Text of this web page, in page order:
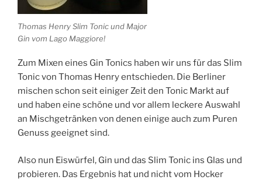
Thomas Henry Slim Tonic und Major
Gin vom Lago Maggiore!
Zum Mixen eines Gin Tonics haben wir uns für das Slim
Tonic von Thomas Henry entschieden. Die Berliner
mischen schon seit einiger Zeit den Tonic Markt auf
und haben eine schöne und vor allem leckere Auswahl
an Mischgetränken von denen einige auch zum Puren
Genuss geeignet sind.
Also nun Eiswürfel, Gin und das Slim Tonic ins Glas und
probieren. Das Ergebnis hat und nicht vom Hocker